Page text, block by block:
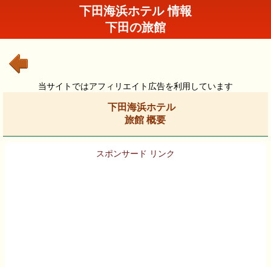
下田海浜ホテル 情報
下田の旅館
当サイトではアフィリエイト広告を利用しています
下田海浜ホテル
旅館 概要
スポンサード リンク